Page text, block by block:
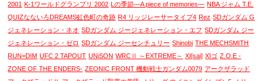
2001 K-1ワールドグランプリ 2002 Lの季節―A piece of memories― NBA ジャム T.E.
QUIZなないろDREAMS虹色町の奇跡 R4 リッジレーサータイプ4 Rez SDガンダム G
ジェネレーション・ネオ SDガンダム ジージェネレーション・エフ SDガンダム ジー
ジェネレーション・ゼロ SDガンダム ジーセンチュリー Shinobi THE MECHSMITH
RUN=DIM UFC 2 TAPOUT UNiSON WRCⅡ ～EXTREME～ XI[sai] XIゴ Z.O.E -
ZONE OF THE ENDERS- ZEONIC FRONT 機動戦士ガンダム0079 アークザラッド